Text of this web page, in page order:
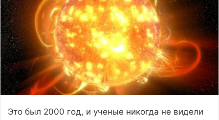
Это был 2000 год, и ученые никогда не видели